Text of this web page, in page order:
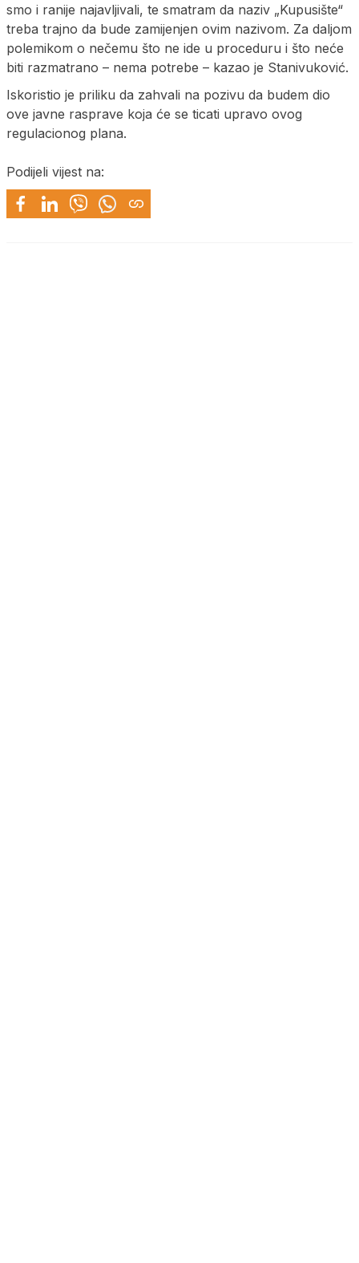
smo i ranije najavljivali, te smatram da naziv „Kupusište“
treba trajno da bude zamijenjen ovim nazivom. Za daljom
polemikom o nečemu što ne ide u proceduru i što neće
biti razmatrano – nema potrebe – kazao je Stanivuković.
Iskoristio je priliku da zahvali na pozivu da budem dio
ove javne rasprave koja će se ticati upravo ovog
regulacionog plana.
Podijeli vijest na: